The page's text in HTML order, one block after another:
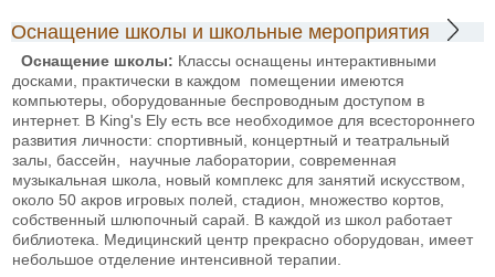
Оснащение школы и школьные мероприятия
Оснащение школы: Классы оснащены интерактивными
досками, практически в каждом помещении имеются
компьютеры, оборудованные беспроводным доступом в
интернет. В King's Ely есть все необходимое для всестороннего
развития личности: спортивный, концертный и театральный
залы, бассейн, научные лаборатории, современная
музыкальная школа, новый комплекс для занятий искусством,
около 50 акров игровых полей, стадион, множество кортов,
собственный шлюпочный сарай. В каждой из школ работает
библиотека. Медицинский центр прекрасно оборудован, имеет
небольшое отделение интенсивной терапии.